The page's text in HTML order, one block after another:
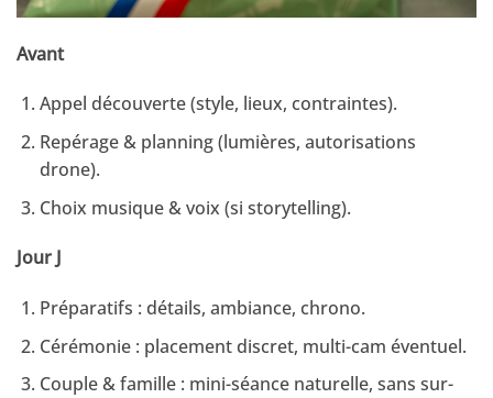
Avant
Appel découverte (style, lieux, contraintes).
Repérage & planning (lumières, autorisations
drone).
Choix musique & voix (si storytelling).
Jour J
Préparatifs : détails, ambiance, chrono.
Cérémonie : placement discret, multi-cam éventuel.
Couple & famille : mini-séance naturelle, sans sur-